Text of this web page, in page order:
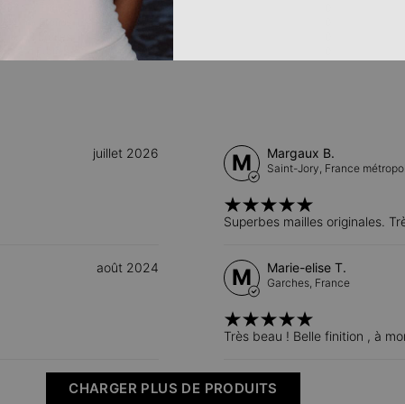
juillet 2026 M Margaux B.
Saint-Jory, France
Superbes mailles originales.
août 2024 M Marie-elise T.
Garches, France
Très beau ! Belle finition , à
CHARGER PLUS DE PRODUITS